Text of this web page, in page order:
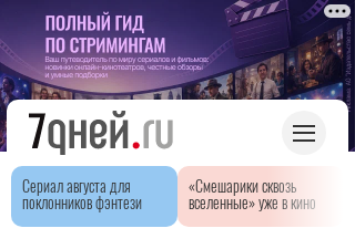
Сериал августа для
поклонников фэнтези
«Смешарики сквозь
вселенные» уже в кино